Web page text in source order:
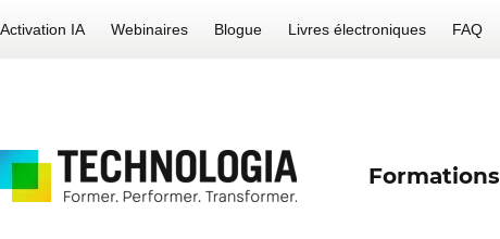
Activation IA Webinaires Blogue Livres électroniques FAQ
Formations